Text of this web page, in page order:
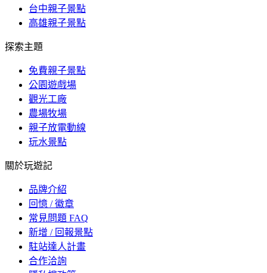
台中親子景點
高雄親子景點
探索主題
免費親子景點
公園遊戲場
觀光工廠
農場牧場
親子放電動線
玩水景點
關於玩遊記
品牌介紹
回憶 / 徽章
常見問題 FAQ
新增 / 回報景點
駐站達人計畫
合作洽詢